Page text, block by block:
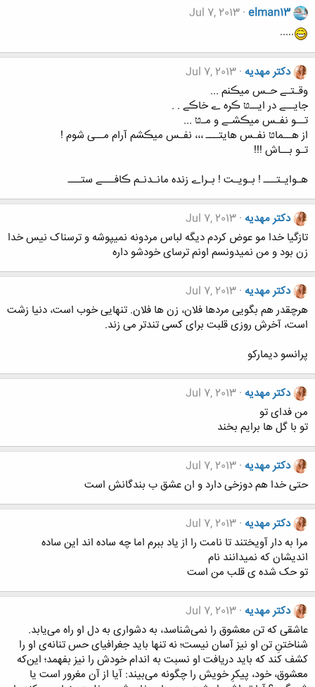
elman13
Jul 7, 2013
.....
دکتر مهدیه Jul 7, 2013
وقـتـے حـس میڪنم ...
جایــے در ایــטּ ڪره ے خاڪے . .
تــو نفـس میڪشـے و مـטּ ...
از هــماטּ نفـس هایتـــ ،،، نفـس میڪشم آرام مــی شوم !
تـو بــاش !!!
هـوایـتـــ ! بـویـت ! بـراے زنده مانـدنـم ڪافـــے ستـــ
دکتر مهدیه Jul 7, 2013
تازگیا خدا مو عوض کردم دیگه لباس مردونه نمیپوشه و ترسناک نیس خدا
زن بود و من نمیدونسم اونم ترسای خودشو داره
دکتر مهدیه Jul 7, 2013
هرچقدر هم بگویی مردها فلان، زن ها فلان. تنهایی خوب است، دنیا زشت
است، آخرش روزی قلبت برای کسی تندتر می زند.
پرانسو دیمارکو
دکتر مهدیه Jul 7, 2013
من فدای تو
تو با گل ها برایم بخند
دکتر مهدیه Jul 7, 2013
حتی خدا هم دوزخی دارد و ان عشق ب بندگانش است
دکتر مهدیه Jul 7, 2013
مرا به دار آویختند تا نامت را از یاد ببرم اما چه ساده اند این ساده
اندیشان که نمیدانند نام
تو حک شده ی قلب من است
دکتر مهدیه Jul 7, 2013
عاشقی که تن معشوق را نمی‌شناسد، به دشواری به دل او راه می‌یابد.
شناختنِ تن او نیز آسان نیست؛ نه تنها باید جغرافیای حس تنانه‌ی او را
کشف کند که باید دریافت او نسبت به اندام خودش را نیز بفهمد؛ این‌که
معشوق، خود، پیکرِ خویش را چگونه می‌بیند: آیا از آن مغرور است یا